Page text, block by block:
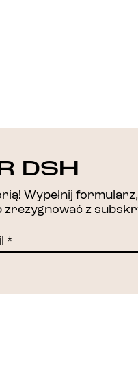
DSH
Wypełnij
zrezygnować z